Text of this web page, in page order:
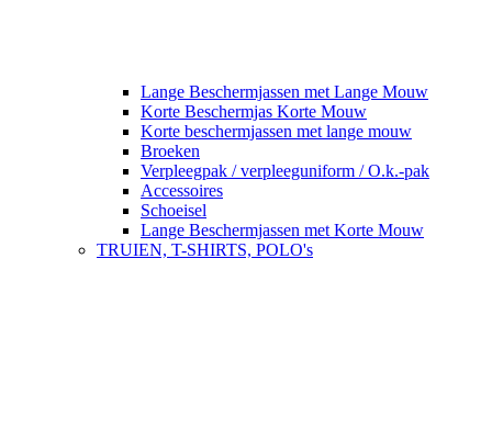
Lange Beschermjassen met Lange Mouw
Korte Beschermjas Korte Mouw
Korte beschermjassen met lange mouw
Broeken
Verpleegpak / verpleeguniform / O.k.-pak
Accessoires
Schoeisel
Lange Beschermjassen met Korte Mouw
TRUIEN, T-SHIRTS, POLO's